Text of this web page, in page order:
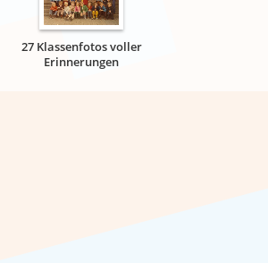
27 Klassenfotos voller
Erinnerungen